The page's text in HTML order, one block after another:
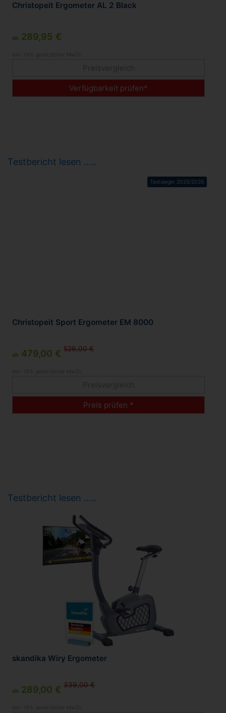
Christopeit Ergometer AL 2 Black
ab 289,95 €
Verfügbarkeit prüfen*
Testbericht lesen …..
Testsieger 2025/2026
Christopeit Sport Ergometer EM 8000
ab 479,00 € 529,00 €
Preis prüfen *
Testbericht lesen …..
skandika Wiry Ergometer
ab 289,00 € 339,00 €